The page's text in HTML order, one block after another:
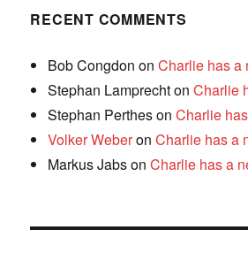
RECENT COMMENTS
Bob Congdon onCharlie has a
Stephan LamprechtonCharlie
Stephan PerthesonCharlie
Volker WeberonCharlie has a
Markus JabsonCharlie has a